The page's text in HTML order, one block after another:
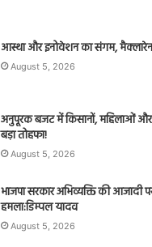
आस्था और इनोवेशन का संगम, मैक्लारेन
August 5, 2026
अनुपूरक बजट में किसानों, महिलाओं और
बड़ा तोहफा!
August 5, 2026
भाजपा सरकार अभिव्यक्ति की आजादी
हमला:डिम्पल यादव
August 5, 2026